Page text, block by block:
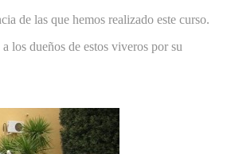
de las que hemos realizado este curso.
los dueños de estos viveros por su